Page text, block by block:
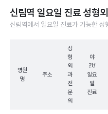
신림역 일요일 진료 성형
신림역에서 일요일 진료가 가능한 성
병원
명
주소
성
형
외
과
전
문
의
야
간/
일요
일
진료